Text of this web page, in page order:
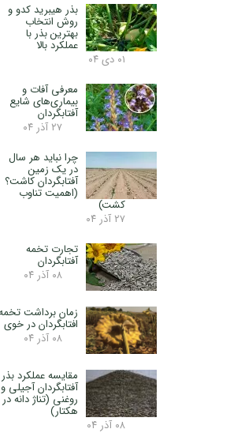
روشهای افزایش وزن هزار دانه
پوکی در مزارع آفتابگردان
مقالات
برای افزایش عملکرد دانه، به‌ویژه در زمینه
کاهش درصد پوکی، باید بر
رشد گیاه تمرکز کنید. در اینجا کلیدی‌ترین
و عملی آورده شده است:
آفتابگردان در دو بازه زمانی حساسیت
که مستقیماً روی وزن دانه و پوکی اثر
بذر هیبرید کدو و
روش انتخاب
بهترین بذر با
عملکرد بالا
۰۱ دی ۰۴
معرفی آفات و
بیماری‌های شایع
آفتابگردان
۲۷ آذر ۰۴
چرا نباید هر سال
در یک زمین
آفتابگردان کاشت؟
(اهمیت تناوب
کشت)
۲۷ آذر ۰۴
تجارت تخمه
آفتابگردان
۰۸ آذر ۰۴
زمان برداشت
افتابگردان در خوی
۰۸ آذر ۰۴
مقایسه عملکرد بذر
آفتابگردان آجیلی و
روغنی (تناژ دانه در
هکتار)
۰۸ آذر ۰۴